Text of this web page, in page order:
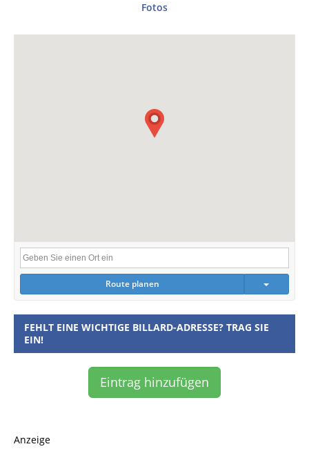
Fotos
Route planen
FEHLT EINE WICHTIGE BILLARD-ADRESSE? TRAG SIE
EIN!
Eintrag hinzufügen
Anzeige